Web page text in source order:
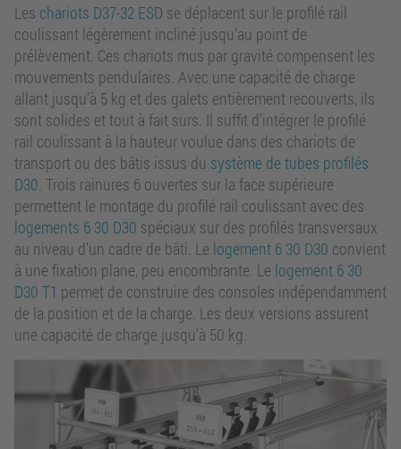
Les chariots D37-32 ESD se déplacent sur le profilé rail
coulissant légèrement incliné jusqu’au point de
prélèvement. Ces chariots mus par gravité compensent les
mouvements pendulaires. Avec une capacité de charge
allant jusqu’à 5 kg et des galets entièrement recouverts, ils
sont solides et tout à fait surs. Il suffit d’intégrer le profilé
rail coulissant à la hauteur voulue dans des chariots de
transport ou des bâtis issus du système de tubes profilés
D30 . Trois rainures 6 ouvertes sur la face supérieure
permettent le montage du profilé rail coulissant avec des
logements 6 30 D30 spéciaux sur des profilés transversaux
au niveau d’un cadre de bâti. Le logement 6 30 D30 convient
à une fixation plane, peu encombrante. Le logement 6 30
D30 T1 permet de construire des consoles indépendamment
de la position et de la charge. Les deux versions assurent
une capacité de charge jusqu’à 50 kg.